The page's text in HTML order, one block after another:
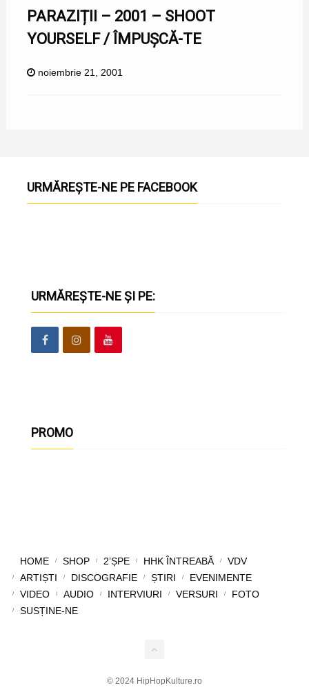
PARAZIȚII – 2001 – SHOOT
YOURSELF / ÎMPUȘCĂ-TE
noiembrie 21, 2001
URMĂREȘTE-NE PE FACEBOOK
URMĂREȘTE-NE ȘI PE:
PROMO
© 2024 HipHopKulture.ro
HOME SHOP 2’ȘPE HHK ÎNTREABĂ
VDV
ARTIȘTI
DISCOGRAFIE ȘTIRI
EVENIMENTE
VIDEO
AUDIO INTERVIURI VERSURI
FOTO
SUSȚINE-NE